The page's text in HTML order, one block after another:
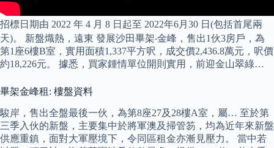
招標日期由 2022 年 4 月 8 日起至 2022年6月30 日(包括首尾兩
天)。 新盤熾熱，遠東 發展沙田畢架‧金峰，售出1伙3房戶，為
第1座6樓B室，實用面積1,337平方呎，成交價2,436.8萬元，呎價
約18,226元。 據悉，買家鍾情單位開則實用，前迎金山翠綠…
畢架金峰租: 樓盤資料
駿岸，售出全盤最後一伙，為第8座27及28樓A室，屬… 至於第
三季入伙的新盤，主要集中於將軍澳及掃管笏，均為近年來新盤
供應重鎮，面對大軍壓境下，令同區租金亦漸見壓力。 當中若